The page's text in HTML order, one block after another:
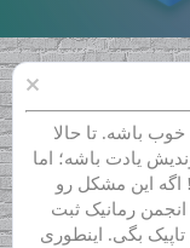
باشه. تا حالا
یادت باشه؛ اما
اگه این مشکل رو
انجمن رمانیک ثبت
بگی. اینطوری